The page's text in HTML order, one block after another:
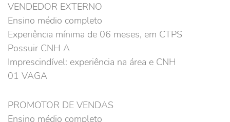
VENDEDOR EXTERNO
Ensino médio completo
Experiência mínima de 06 meses, em CTPS
Possuir CNH A
Imprescindível: experiência na área e CNH
01 VAGA
PROMOTOR DE VENDAS
Ensino médio completo